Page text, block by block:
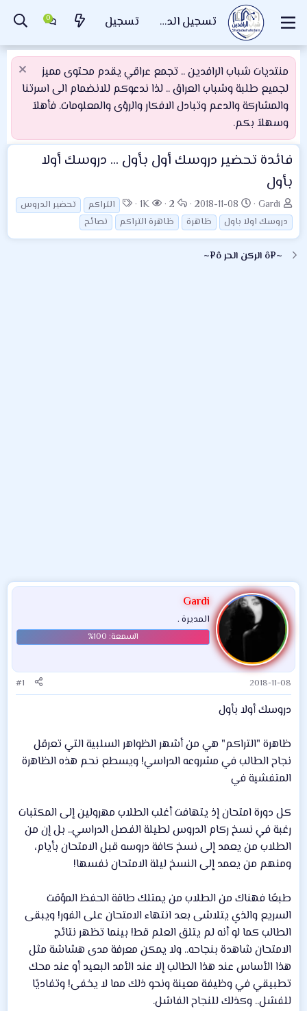
تسجيل الدخول تسجيل
منتديات شباب الرافدين .. تجمع عراقي يقدم محتوى مميز
لجميع طلبة وشباب العراق .. لذا ندعوكم للانضمام الى اسرتنا
والمشاركة والدعم وتبادل الافكار والرؤى والمعلومات. فأهلاَ
وسهلاَ بكم.
فائدة تحضير دروسك أول بأول ... دروسك أولا
بأول
ب
ا
د
ئ
Gardi
ت
ا
ر
ي
2018-11-08
ا
ل
ر
2
ا
ل
م
1K
ا
ل
و
التراكم
تحضير الدروس
دروسك اولا باول
ظاهرة ظاهرة التراكم نصائح
~¤ô الركن الحر ô¤~
Gardi
المديرة .
2018-11-08
#1
دروسك أولا بأول
ظاهرة "التراكم" هي من أشهر الظواهر السلبية التي تعرقل
نجاح الطالب في مشروعه الدراسي! ويسطع نحم هذه الظاهرة
المتفشية في
كل دورة امتحان إذ يتهافت أغلب الطلاب مهرولين إلى المكتبات
رغبة في نسخ ركام الدروس لطيلة الفصل الدراسي.. بل إن من
الطلاب من يعمد إلى نسخ كافة دروسه قبل الامتحان بأيام،
ومنهم من يعمد إلى النسخ ليلة الامتحان نفسها!
طبعًا فهناك من الطلاب من يمتلك طاقة الحفظ المؤقت
السريع والذي يتلاشى بعد انتهاء الامتحان على الفور! ويبقى
الطالب كما لو أنه لم يتلق العلم قط! بينما تظهر نتائج
الامتحان شاهدة بنجاحه.. ولا يمكن معرفة مدى هشاشة مثل
هذا الأساس عند هذا الطالب إلا عند الأمد البعيد أو عند محك
تطبيقي في وظيفة معينة ونحو ذلك مما لا يخفى! وتفاديًا
للفشل.. وكذلك للنجاح الفاشل.